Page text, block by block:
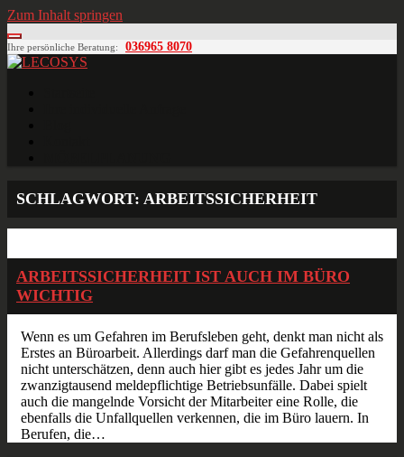
Zum Inhalt springen
Ihre persönliche Beratung: 036965 8070
SCHLAGWORT: ARBEITSSICHERHEIT
ARBEITSSICHERHEIT IST AUCH IM BÜRO
WICHTIG
Wenn es um Gefahren im Berufsleben geht, denkt man nicht als
Erstes an Büroarbeit. Allerdings darf man die Gefahrenquellen
nicht unterschätzen, denn auch hier gibt es jedes Jahr um die
zwanzigtausend meldepflichtige Betriebsunfälle. Dabei spielt
auch die mangelnde Vorsicht der Mitarbeiter eine Rolle, die
ebenfalls die Unfallquellen verkennen, die im Büro lauern. In
Berufen, die…